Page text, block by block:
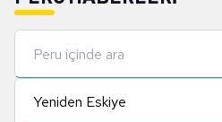
Yeniden Eskiye